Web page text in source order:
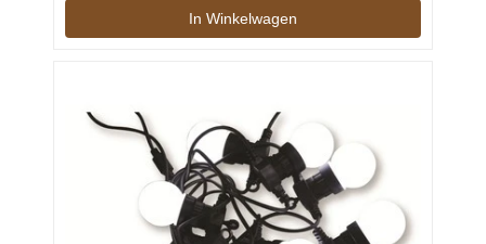
In Winkelwagen